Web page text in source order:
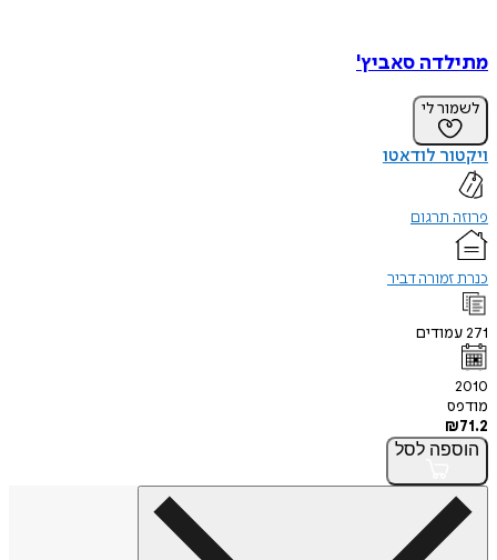
מתילדה סאביץ'
לשמור לי
ויקטור לודאטו
פרוזה תרגום
כנרת זמורה דביר
271עמודים
2010
מודפס
₪71.2
הוספה לסל